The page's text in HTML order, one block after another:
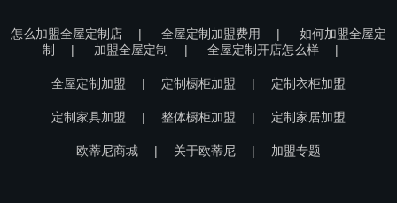
怎么加盟全屋定制店 | 全屋定制加盟费用 |
如何加盟全屋定
制
| 加盟全屋定制 | 全屋定制开店怎么样 |
全屋定制加盟 | 定制橱柜加盟 | 定制衣柜加盟
定制家具加盟 | 整体橱柜加盟 | 定制家居加盟
欧蒂尼商城 | 关于欧蒂尼 | 加盟专题